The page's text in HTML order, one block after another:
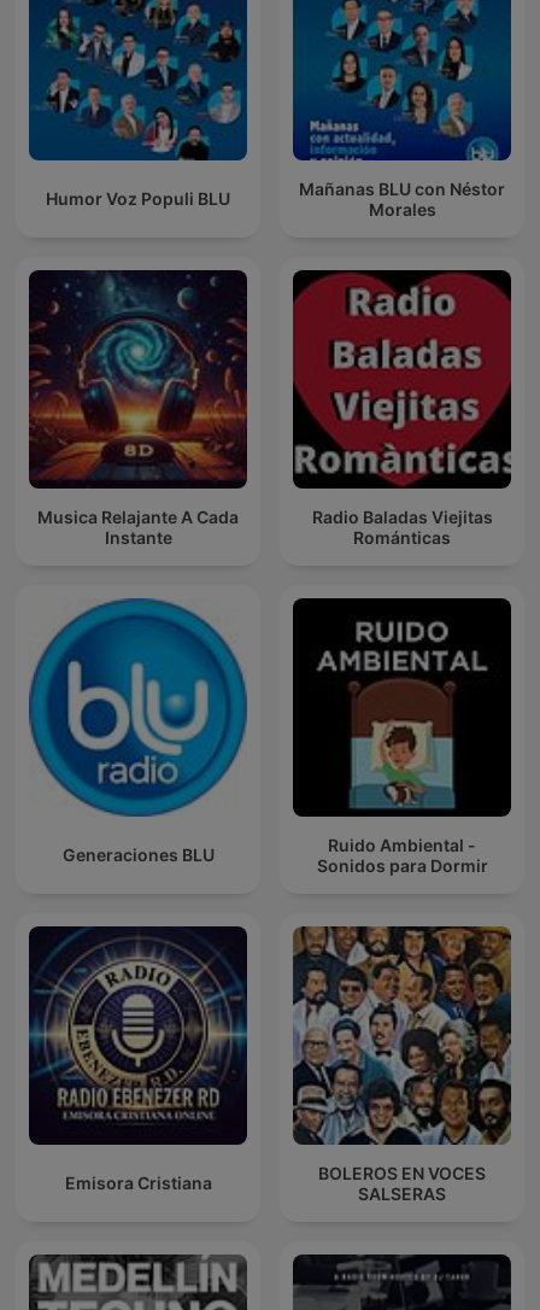
Humor Voz Populi BLU
Mañanas BLU con Néstor
Morales
Musica Relajante A Cada
Instante
Radio Baladas Viejitas
Románticas
Generaciones BLU
Ruido Ambiental -
Sonidos para Dormir
Emisora Cristiana
BOLEROS EN VOCES
SALSERAS